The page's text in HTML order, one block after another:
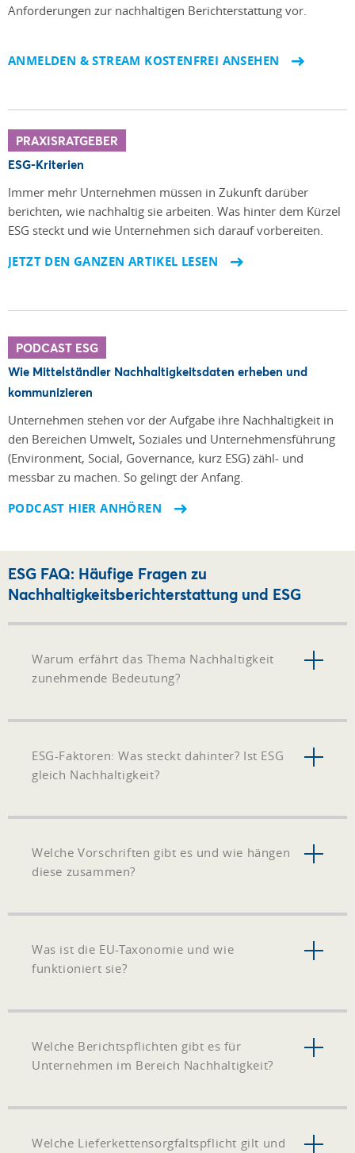
Anforderungen zur nachhaltigen Berichterstattung vor.
ANMELDEN & STREAM KOSTENFREI ANSEHEN
PRAXISRATGEBER
ESG-Kriterien
Immer mehr Unternehmen müssen in Zukunft darüber
berichten, wie nachhaltig sie arbeiten. Was hinter dem Kürzel
ESG steckt und wie Unternehmen sich darauf vorbereiten.
JETZT DEN GANZEN ARTIKEL LESEN
PODCAST ESG
Wie Mittelständler Nachhaltigkeitsdaten erheben und
kommunizieren
Unternehmen stehen vor der Aufgabe ihre Nach­haltigkeit in
den Bereichen Umwelt, Soziales und Unter­nehmensführung
(Environment, Social, Governance, kurz ESG) zähl- und
messbar zu machen. So gelingt der Anfang.
PODCAST HIER ANHÖREN
ESG FAQ: Häufige Fragen zu
Nachhaltigkeitsberichterstattung und ESG
Warum erfährt das Thema Nachhaltigkeit
zunehmende Bedeutung?
ESG-Faktoren: Was steckt dahinter? Ist ESG
gleich Nachhaltigkeit?
Welche Vorschriften gibt es und wie hängen
diese zusammen?
Was ist die EU-Taxonomie und wie
funktioniert sie?
Welche Berichtspflichten gibt es für
Unternehmen im Bereich Nachhaltigkeit?
Welche Lieferkettensorgfaltspflicht gilt und